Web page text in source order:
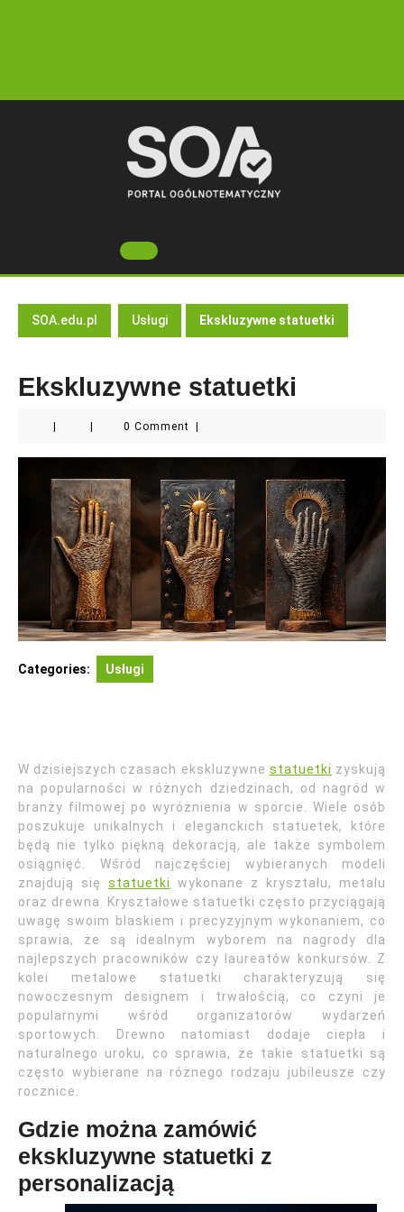
Open
Button
SOA.edu.pl Usługi Ekskluzywne statuetki
Ekskluzywne statuetki
0 Comment
Categories: Usługi
W dzisiejszych czasach ekskluzywne statuetki zyskują
na popularności w różnych dziedzinach, od nagród w
branży filmowej po wyróżnienia w sporcie. Wiele osób
poszukuje unikalnych i eleganckich statuetek, które
będą nie tylko piękną dekoracją, ale także symbolem
osiągnięć. Wśród najczęściej wybieranych modeli
znajdują się statuetki
wykonane z kryształu, metalu
oraz drewna. Kryształowe statuetki często przyciągają
uwagę swoim blaskiem i precyzyjnym wykonaniem, co
sprawia, że są idealnym wyborem na nagrody dla
najlepszych pracowników czy laureatów konkursów. Z
kolei metalowe statuetki charakteryzują się
nowoczesnym designem i trwałością, co czyni je
popularnymi wśród organizatorów wydarzeń
sportowych. Drewno natomiast dodaje ciepła i
naturalnego uroku, co sprawia, że takie statuetki są
często wybierane na różnego rodzaju jubileusze czy
rocznice.
Gdzie można zamówić
ekskluzywne statuetki z
personalizacją